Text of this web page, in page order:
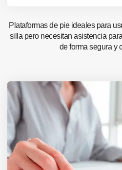
Plataformas de pie ideales para
silla pero necesitan asistencia
de forma segura y